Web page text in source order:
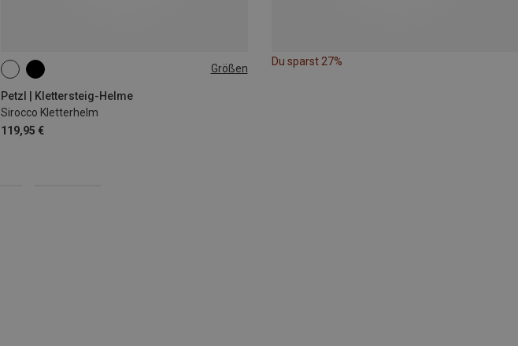
Größen
Petzl | Klettersteig-Helme
Sirocco Kletterhelm
119,95 €
48-58CM
Du sparst 27%